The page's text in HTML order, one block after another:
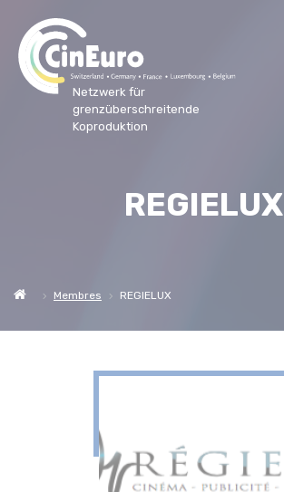
Netzwerk für
grenzüberschreitende
Koproduktion
REGIELUX
Membres REGIELUX